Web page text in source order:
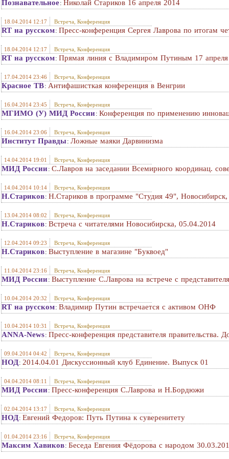
Познавательное: Николай Стариков 16 апреля 2014
18.04.2014 12:17 Встреча, Конференция
RT на русском: Пресс-конференция Сергея Лаврова по итогам
18.04.2014 12:17 Встреча, Конференция
RT на русском: Прямая линия с Владимиром Путиным 17
17.04.2014 23:46 Встреча, Конференция
Красное ТВ: Антифашисткая конференция в Венгрии
16.04.2014 23:45 Встреча, Конференция
МГИМО (У) МИД России: Конференция по применению
16.04.2014 23:06 Встреча, Конференция
Институт Правды: Ложные маяки Дарвинизма
14.04.2014 19:01 Встреча, Конференция
МИД России: С.Лавров на заседании Всемирного координац.
14.04.2014 10:14 Встреча, Конференция
Н.Стариков: Н.Стариков в программе "Студия 49",
13.04.2014 08:02 Встреча, Конференция
Н.Стариков: Встреча с читателями Новосибирска, 05.04.2014
12.04.2014 09:23 Встреча, Конференция
Н.Стариков: Выступление в магазине "Буквоед"
11.04.2014 23:16 Встреча, Конференция
МИД России: Выступление С.Лаврова на встрече с
10.04.2014 20:32 Встреча, Конференция
RT на русском: Владимир Путин встречается с активом ОНФ
10.04.2014 10:31 Встреча, Конференция
ANNA-News: Пресс-конференция представителя правительства.
09.04.2014 04:42 Встреча, Конференция
НОД: 2014.04.01 Дискуссионный клуб Единение. Выпуск 01
04.04.2014 08:11 Встреча, Конференция
МИД России: Пресс-конференция С.Лаврова и Н.Бордюжи
02.04.2014 13:17 Встреча, Конференция
НОД: Евгений Федоров: Путь Путина к суверенитету
01.04.2014 23:16 Встреча, Конференция
Максим Хавиков: Беседа Евгения Фёдорова с народом